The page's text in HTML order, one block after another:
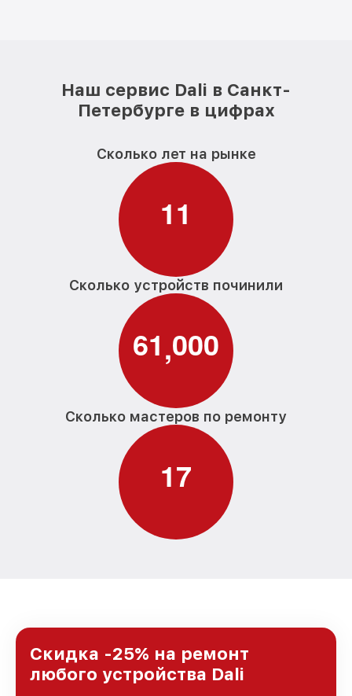
Наш сервис Dali в Санкт-
Петербурге в цифрах
Сколько лет на рынке
11
Сколько устройств починили
61,000
Сколько мастеров по ремонту
17
Скидка -25% на ремонт
любого устройства Dali